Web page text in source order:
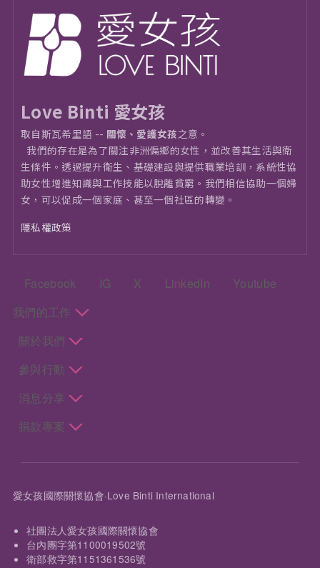
Love Binti 愛女孩
取自斯瓦希里語 -- 關懷、愛護女孩之意。
我們的存在是為了關注非洲偏鄉的女性，並改善其生活與衛
⽣條件。透過提升衛生、基礎建設與提供職業培訓，系統性協
助女性增進知識與工作技能以脫離貧窮。我們相信協助一個婦
女，可以促成一個家庭、甚至一個社區的轉變。
隱私權政策
頁尾：社群選單
Facebook IG X LinkedIn Youtube
頁尾：主選單
我們的工作
關於我們
參與行動
消息分享
捐款專案
愛女孩國際關懷協會·Love Binti International
社團法人愛女孩國際關懷協會
台內團字第1100019502號
衛部救字第1151361536號